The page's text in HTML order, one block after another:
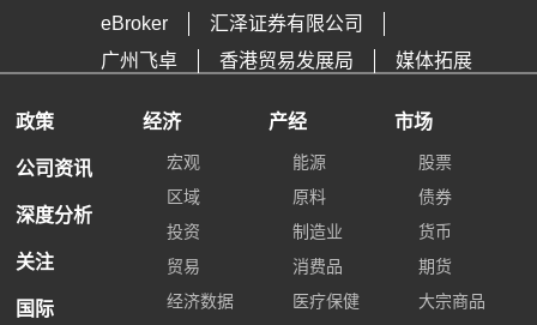
eBroker
汇泽证券有限公司
广州飞卓
香港贸易发展局 媒体拓展
政策
公司资讯
深度分析
关注
国际
经济
宏观
区域
投资
贸易
经济数据
产经
能源
原料
制造业
消费品
医疗保健
市场
股票
债券
货币
期货
大宗商品